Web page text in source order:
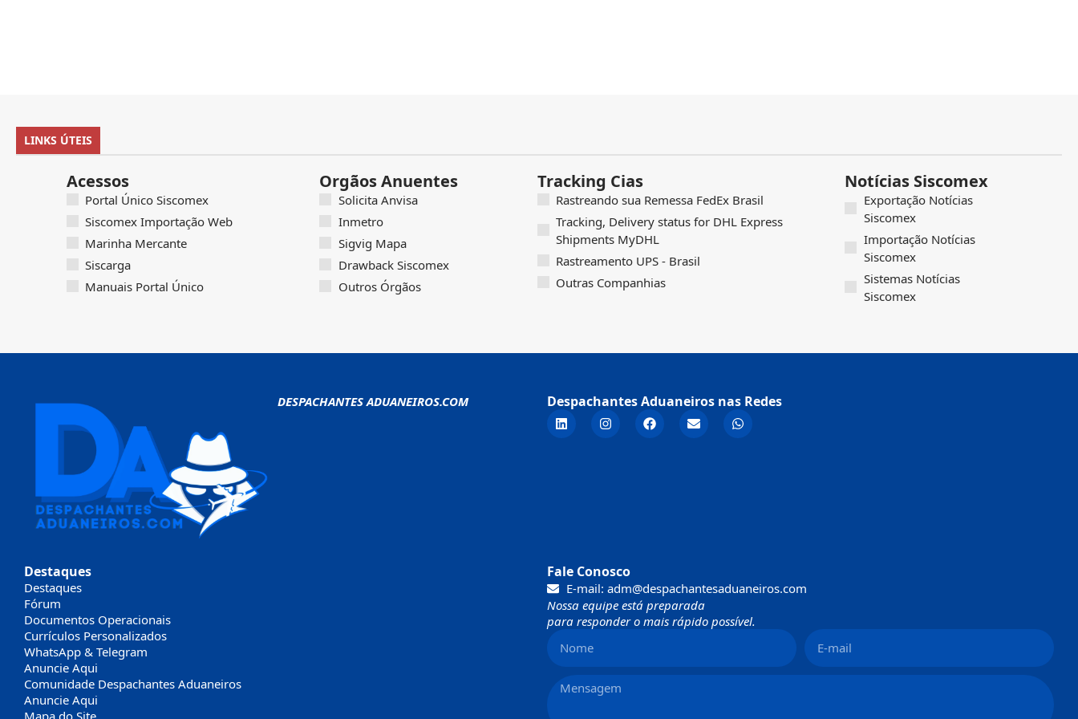
LINKS ÚTEIS
Acessos
Portal Único Siscomex
Siscomex Importação Web
Marinha Mercante
Siscarga
Manuais Portal Único
Orgãos Anuentes
Solicita Anvisa
Inmetro
Sigvig Mapa
Drawback Siscomex
Outros Órgãos
Tracking Cias
Rastreando sua Remessa FedEx Brasil
Tracking, Delivery status for DHL Express
Shipments MyDHL
Rastreamento UPS - Brasil
Outras Companhias
Notícias Siscomex
Exportação Notícias
Siscomex
Importação Notícias
Siscomex
Sistemas Notícias
Siscomex
DESPACHANTES ADUANEIROS.COM Despachantes Aduaneiros nas Redes
Destaques
Destaques
Fórum
Documentos Operacionais
Currículos Personalizados
WhatsApp & Telegram
Anuncie Aqui
Comunidade Despachantes Aduaneiros
Anuncie Aqui
Fale Conosco
E-mail: adm@despachantesaduaneiros.com
Nossa equipe está preparada
para responder o mais rápido possível.